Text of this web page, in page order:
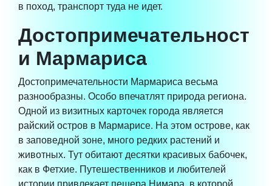
в поход, транспорт туда не идет.
Достопримечательност
и Мармариса
Достопримечательности Мармариса весьма
разнообразны. Особо впечатлят природа региона.
Одной из визитных карточек города является
райский остров в Мармарисе. На этом острове, как
в заповедной зоне, много редких растений и
животных. Тут обитают десятки красивых бабочек,
как в Фетхие. Путешественников и любителей